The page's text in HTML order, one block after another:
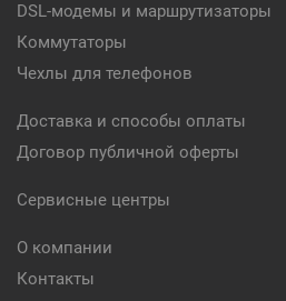
DSL-модемы и маршрутизаторы
Коммутаторы
Чехлы для телефонов
Доставка и способы оплаты
Договор публичной оферты
Сервисные центры
О компании
Контакты